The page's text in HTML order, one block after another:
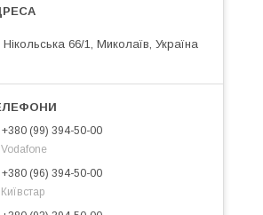
Нікольська 66/1, Миколаїв, Україна
+380 (99) 394-50-00
Vodafone
+380 (96) 394-50-00
Київстар